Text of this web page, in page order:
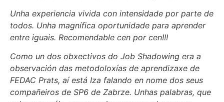
Unha experiencia vivida con intensidade por parte de
todos. Unha magnífica oportunidade para aprender
entre iguais. Recomendable cen por cen!!!
Como un dos obxectivos do Job Shadowing era a
observación das metodoloxías de aprendizaxe de
FEDAC Prats, aí está Iza falando en nome dos seus
compañeiros de SP6 de Zabrze. Unhas palabras, que